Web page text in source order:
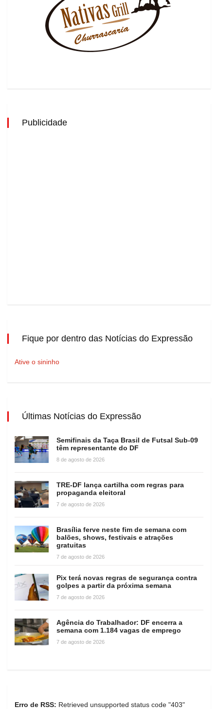
Publicidade
Fique por dentro das Notícias do Expressão
Ative o sininho
Últimas Notícias do Expressão
Semifinais da Taça Brasil de Futsal Sub-09
têm representante do DF
8 de agosto de 2026
TRE-DF lança cartilha com regras para
propaganda eleitoral
7 de agosto de 2026
Brasília ferve neste fim de semana com
balões, shows, festivais e atrações
gratuitas
7 de agosto de 2026
Pix terá novas regras de segurança contra
golpes a partir da próxima semana
7 de agosto de 2026
Agência do Trabalhador: DF encerra a
semana com 1.184 vagas de emprego
7 de agosto de 2026
Erro de RSS: Retrieved unsupported status code "403"